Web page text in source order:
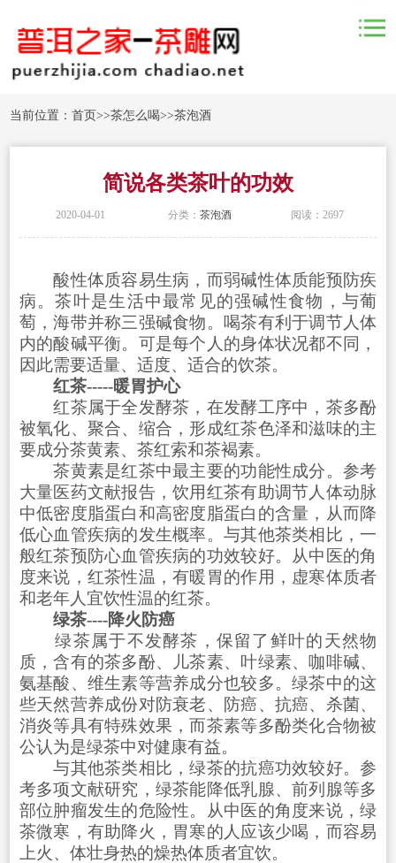
当前位置：首页>>茶怎么喝>>茶泡酒
简说各类茶叶的功效
2020-04-01 分类： 茶泡酒 阅读：2697
酸性体质容易生病，而弱碱性体质能预防疾
病。茶叶是生活中最常见的强碱性食物，与葡
萄，海带并称三强碱食物。喝茶有利于调节人体
内的酸碱平衡。可是每个人的身体状况都不同，
因此需要适量、适度、适合的饮茶。
红茶-----暖胃护心
红茶属于全发酵茶，在发酵工序中，茶多酚
被氧化、聚合、缩合，形成红茶色泽和滋味的主
要成分茶黄素、茶红索和茶褐素。
茶黄素是红茶中最主要的功能性成分。参考
大量医药文献报告，饮用红茶有助调节人体动脉
中低密度脂蛋白和高密度脂蛋白的含量，从而降
低心血管疾病的发生概率。与其他茶类相比，一
般红茶预防心血管疾病的功效较好。从中医的角
度来说，红茶性温，有暖胃的作用，虚寒体质者
和老年人宜饮性温的红茶。
绿茶----降火防癌
绿茶属于不发酵茶，保留了鲜叶的天然物
质，含有的茶多酚、儿茶素、叶绿素、咖啡碱、
氨基酸、维生素等营养成分也较多。绿茶中的这
些天然营养成份对防衰老、防癌、抗癌、杀菌、
消炎等具有特殊效果，而茶素等多酚类化合物被
公认为是绿茶中对健康有益。
与其他茶类相比，绿茶的抗癌功效较好。参
考多项文献研究，绿茶能降低乳腺、前列腺等多
部位肿瘤发生的危险性。从中医的角度来说，绿
茶微寒，有助降火，胃寒的人应该少喝，而容易
上火、体壮身热的燥热体质者宜饮。